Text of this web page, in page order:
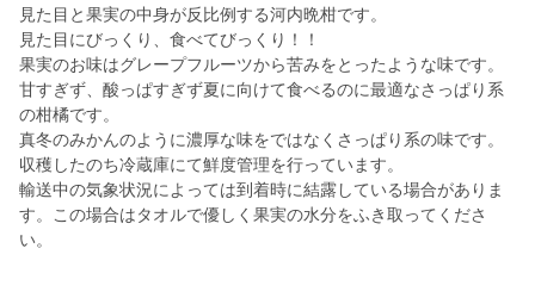
見た目と果実の中身が反比例する河内晩柑です。
見た目にびっくり、食べてびっくり！！
果実のお味はグレープフルーツから苦みをとったような味です。
甘すぎず、酸っぱすぎず夏に向けて食べるのに最適なさっぱり系
の柑橘です。
真冬のみかんのように濃厚な味をではなくさっぱり系の味です。
収穫したのち冷蔵庫にて鮮度管理を行っています。
輸送中の気象状況によっては到着時に結露している場合がありま
す。この場合はタオルで優しく果実の水分をふき取ってくださ
い。